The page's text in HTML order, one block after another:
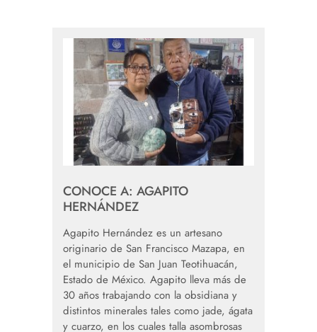
CONOCE A: AGAPITO
HERNÁNDEZ
Agapito Hernández es un artesano
originario de San Francisco Mazapa, en
el municipio de San Juan Teotihuacán,
Estado de México. Agapito lleva más de
30 años trabajando con la obsidiana y
distintos minerales tales como jade, ágata
y cuarzo, en los cuales talla asombrosas